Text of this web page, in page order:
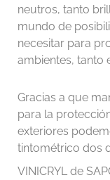
neutros, tanto
mundo de
necesitar para
ambientes, tanto
Gracias a que
para la
exteriores
tintométrico dos
VINICRYL de